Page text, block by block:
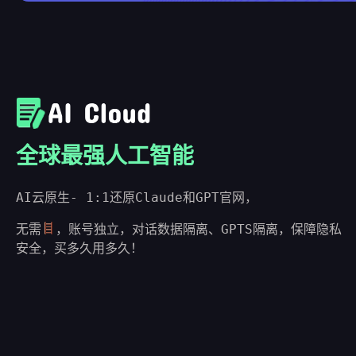
全球最强人工智能
AI云原生- 1:1还原Claude和GPT官网，
无需
，账号独立，对话数据隔离、GPTS隔离，保障隐私
安全，买多久用多久！